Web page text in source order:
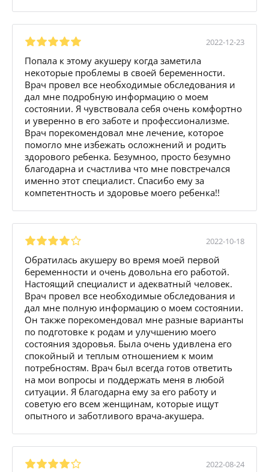
2022-12-23
Попала к этому акушеру когда заметила
некоторые проблемы в своей беременности.
Врач провел все необходимые обследования и
дал мне подробную информацию о моем
состоянии. Я чувствовала себя очень комфортно
и уверенно в его заботе и профессионализме.
Врач порекомендовал мне лечение, которое
помогло мне избежать осложнений и родить
здорового ребенка. Безумноо, просто безумно
благодарна и счастлива что мне повстречался
именно этот специалист. Спасибо ему за
компетентность и здоровье моего ребенка!!
2022-10-18
Обратилась акушеру во время моей первой
беременности и очень довольна его работой.
Настоящий специалист и адекватный человек.
Врач провел все необходимые обследования и
дал мне полную информацию о моем состоянии.
Он также порекомендовал мне разные варианты
по подготовке к родам и улучшению моего
состояния здоровья. Была очень удивлена его
спокойный и теплым отношением к моим
потребностям. Врач был всегда готов ответить
на мои вопросы и поддержать меня в любой
ситуации. Я благодарна ему за его работу и
советую его всем женщинам, которые ищут
опытного и заботливого врача-акушера.
2022-08-24